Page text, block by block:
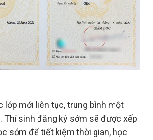
lớp mới liên tục, trung bình một
Thí sinh đăng ký sớm sẽ được xếp
sớm để tiết kiệm thời gian, học